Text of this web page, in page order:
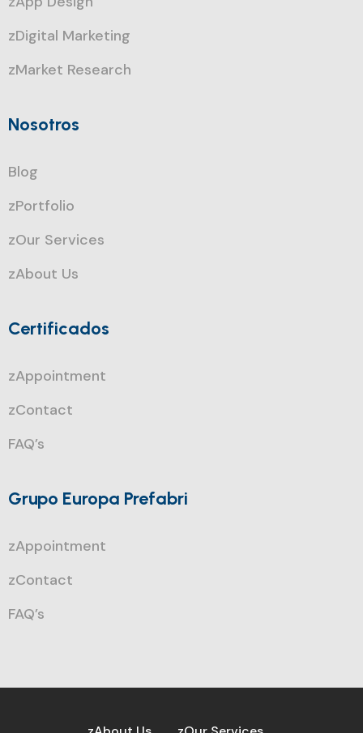
zDigital Marketing
zMarket Research
Nosotros
Blog
zPortfolio
zOur Services
zAbout Us
Certificados
zAppointment
zContact
FAQ’s
Grupo Europa Prefabri
zAppointment
zContact
FAQ’s